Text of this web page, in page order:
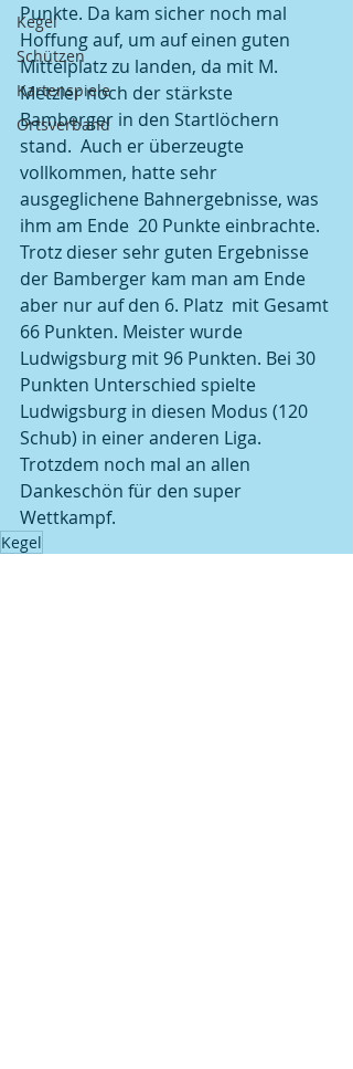
Kegel
Schützen
Kartenspiele
Ortsverband
Punkte. Da kam sicher noch mal
Hoffung auf, um auf einen guten
Mittelplatz zu landen, da mit M.
Metzler noch der stärkste
Bamberger in den Startlöchern
stand.  Auch er überzeugte
vollkommen, hatte sehr
ausgeglichene Bahnergebnisse, was
ihm am Ende  20 Punkte einbrachte.
Trotz dieser sehr guten Ergebnisse
der Bamberger kam man am Ende
aber nur auf den 6. Platz  mit Gesamt
66 Punkten. Meister wurde
Ludwigsburg mit 96 Punkten. Bei 30
Punkten Unterschied spielte
Ludwigsburg in diesen Modus (120
Schub) in einer anderen Liga.
Trotzdem noch mal an allen
Dankeschön für den super
Wettkampf.
Kegel